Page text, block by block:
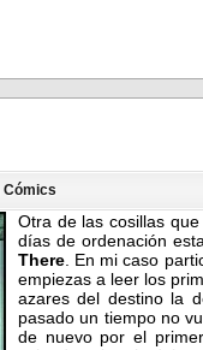
Cómics
Otra de las cosillas
días de ordenación
There. En mi caso
empiezas a leer los
azares del destino la
pasado un tiempo no
de nuevo por el